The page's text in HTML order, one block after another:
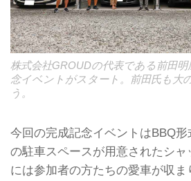
株式会社GROUDの代表である前田
念イベントがスタート。前田氏も大
う。
今回の完成記念イベントはBBQ
の駐車スペースが用意されたシ
には参加者の方たちの愛車が収